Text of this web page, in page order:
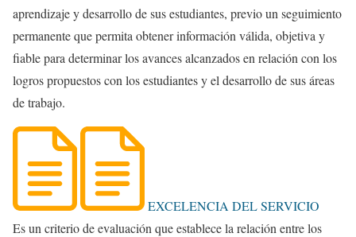
aprendizaje y desarrollo de sus estudiantes, previo un seguimiento
permanente que permita obtener información válida, objetiva y
fiable para determinar los avances alcanzados en relación con los
logros propuestos con los estudiantes y el desarrollo de sus áreas
de trabajo.
EXCELENCIA DEL SERVICIO
Es un criterio de evaluación que establece la relación entre los